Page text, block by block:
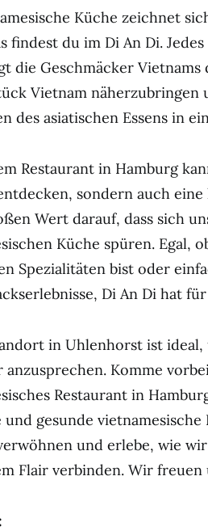
Küche zeichnet
findest du im Di An Di.
die Geschmäcker
Vietnam
des asiatischen Essens in
Restaurant in Hamburg
sondern auch
Wert darauf, dass sich
Küche spüren. Egal,
Spezialitäten bist oder
Di An Di hat
in Uhlenhorst ist
anzusprechen. Komme
Restaurant in
gesunde
und erlebe, wie
Flair verbinden. Wir freuen